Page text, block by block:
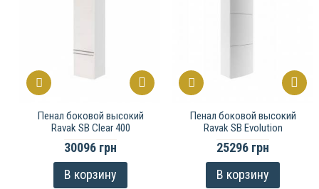
Пенал боковой высокий
Ravak SB Clear 400
30096 грн
В корзину
Пенал боковой высокий
Ravak SB Evolution
25296 грн
В корзину